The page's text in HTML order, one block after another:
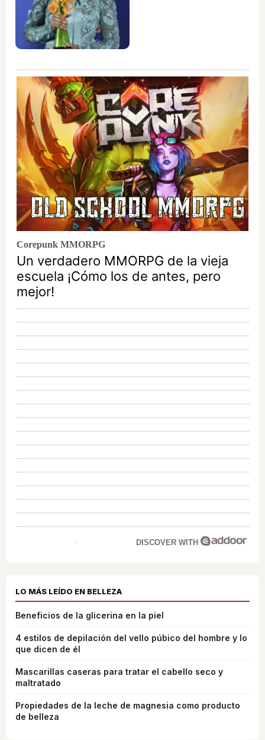
Corepunk MMORPG
Un verdadero MMORPG de la vieja
escuela ¡Cómo los de antes, pero
mejor!
DISCOVER WITH
LO MÁS LEÍDO EN BELLEZA
Beneficios de la glicerina en la piel
4 estilos de depilación del vello púbico del hombre y lo
que dicen de él
Mascarillas caseras para tratar el cabello seco y
maltratado
Propiedades de la leche de magnesia como producto
de belleza